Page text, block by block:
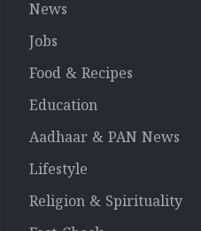
News
Jobs
Food & Recipes
Education
Aadhaar & PAN News
Lifestyle
Religion & Spirituality